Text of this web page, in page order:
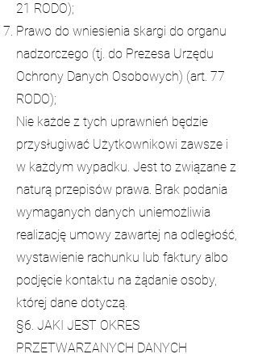
21 RODO);
Prawo do wniesienia skargi do organu
nadzorczego (tj. do Prezesa Urzędu
Ochrony Danych Osobowych) (art. 77
RODO);
Nie każde z tych uprawnień będzie
przysługiwać Użytkownikowi zawsze i
w każdym wypadku. Jest to związane z
naturą przepisów prawa. Brak podania
wymaganych danych uniemożliwia
realizację umowy zawartej na odległość,
wystawienie rachunku lub faktury albo
podjęcie kontaktu na żądanie osoby,
której dane dotyczą.
§6. JAKI JEST OKRES
PRZETWARZANYCH DANYCH